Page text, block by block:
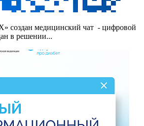
создан медицинский чат - цифровой
в решении...